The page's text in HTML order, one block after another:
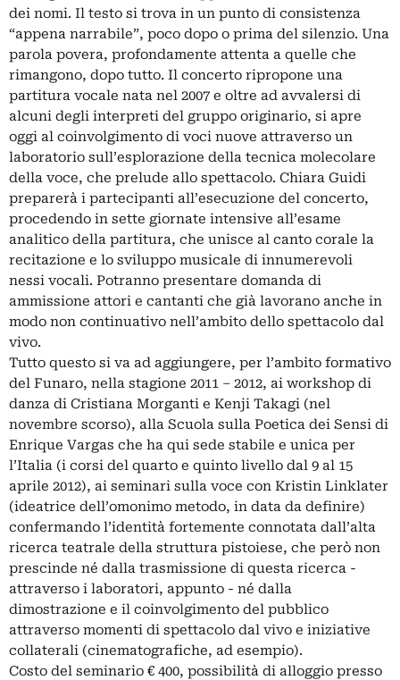
dei nomi. Il testo si trova in un punto di consistenza
“appena narrabile”, poco dopo o prima del silenzio. Una
parola povera, profondamente attenta a quelle che
rimangono, dopo tutto. Il concerto ripropone una
partitura vocale nata nel 2007 e oltre ad avvalersi di
alcuni degli interpreti del gruppo originario, si apre
oggi al coinvolgimento di voci nuove attraverso un
laboratorio sull’esplorazione della tecnica molecolare
della voce, che prelude allo spettacolo. Chiara Guidi
preparerà i partecipanti all’esecuzione del concerto,
procedendo in sette giornate intensive all’esame
analitico della partitura, che unisce al canto corale la
recitazione e lo sviluppo musicale di innumerevoli
nessi vocali. Potranno presentare domanda di
ammissione attori e cantanti che già lavorano anche in
modo non continuativo nell’ambito dello spettacolo dal
vivo.
Tutto questo si va ad aggiungere, per l’ambito formativo
del Funaro, nella stagione 2011 – 2012, ai workshop di
danza di Cristiana Morganti e Kenji Takagi (nel
novembre scorso), alla Scuola sulla Poetica dei Sensi di
Enrique Vargas che ha qui sede stabile e unica per
l’Italia (i corsi del quarto e quinto livello dal 9 al 15
aprile 2012), ai seminari sulla voce con Kristin Linklater
(ideatrice dell’omonimo metodo, in data da definire)
confermando l’identità fortemente connotata dall’alta
ricerca teatrale della struttura pistoiese, che però non
prescinde né dalla trasmissione di questa ricerca -
attraverso i laboratori, appunto - né dalla
dimostrazione e il coinvolgimento del pubblico
attraverso momenti di spettacolo dal vivo e iniziative
collaterali (cinematografiche, ad esempio).
Costo del seminario € 400, possibilità di alloggio presso